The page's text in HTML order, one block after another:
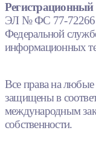
Регистрационный
ЭЛ № ФС 77-72266
Федеральной
информационных
Все права на любые
защищены в
международным
собственности.